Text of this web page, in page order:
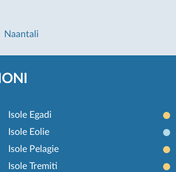
Naantali
Isole Egadi
Isole Eolie
Isole Pelagie
Isole Tremiti